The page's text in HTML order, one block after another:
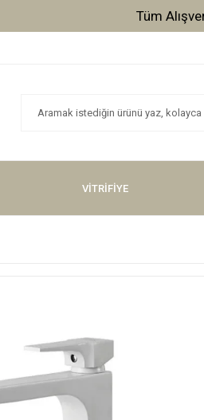
Tüm
VİTRİFİYE